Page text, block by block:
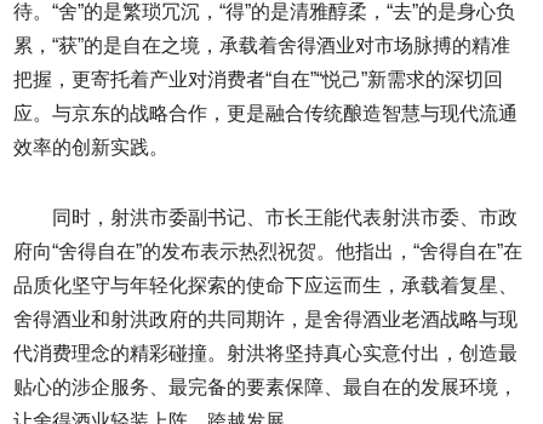
待。“舍”的是繁琐冗沉，“得”的是清雅醇柔，“去”的是身心负
累，“获”的是自在之境，承载着舍得酒业对市场脉搏的精准
把握，更寄托着产业对消费者“自在”“悦己”新需求的深切回
应。与京东的战略合作，更是融合传统酿造智慧与现代流通
效率的创新实践。
同时，射洪市委副书记、市长王能代表射洪市委、市政
府向“舍得自在”的发布表示热烈祝贺。他指出，“舍得自在”在
品质化坚守与年轻化探索的使命下应运而生，承载着复星、
舍得酒业和射洪政府的共同期许，是舍得酒业老酒战略与现
代消费理念的精彩碰撞。射洪将坚持真心实意付出，创造最
贴心的涉企服务、最完备的要素保障、最自在的发展环境，